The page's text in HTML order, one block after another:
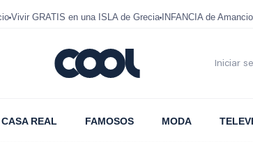
Vivir GRATIS en una ISLA de Grecia INFANCIA de Amancio
Iniciar
CASA REAL FAMOSOS MODA